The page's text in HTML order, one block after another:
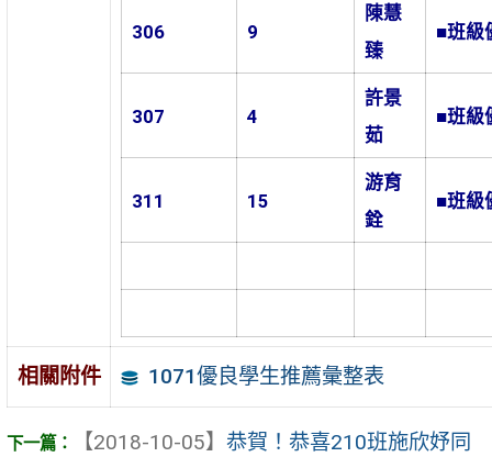
306 9
陳慧
臻
■班級
307 4
許景
茹
■班級
311 15
游育
銓
■班級
相關附件 1071優良學生推薦彙整表
【2018-10-05】 恭賀！恭喜210班施欣妤同